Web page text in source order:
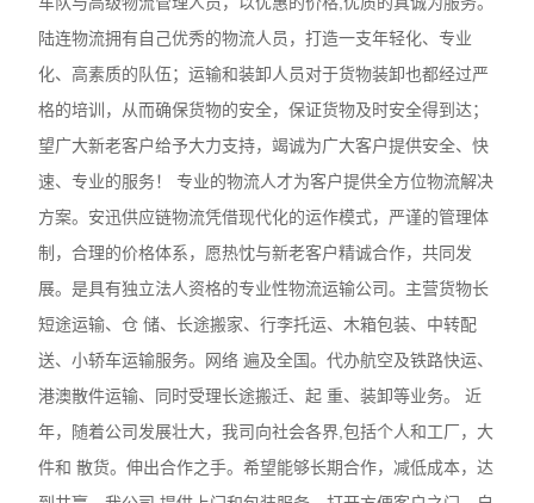
陆连物流拥有自己优秀的物流人员，打造一支年轻化、专业
化、高素质的队伍；运输和装卸人员对于货物装卸也都经过严
格的培训，从而确保货物的安全，保证货物及时安全得到达；
望广大新老客户给予大力支持，竭诚为广大客户提供安全、快
速、专业的服务！ 专业的物流人才为客户提供全方位物流解决
方案。安迅供应链物流凭借现代化的运作模式，严谨的管理体
制，合理的价格体系，愿热忱与新老客户精诚合作，共同发
展。是具有独立法人资格的专业性物流运输公司。主营货物长
短途运输、仓 储、长途搬家、行李托运、木箱包装、中转配
送、小轿车运输服务。网络 遍及全国。代办航空及铁路快运、
港澳散件运输、同时受理长途搬迁、起 重、装卸等业务。 近
年，随着公司发展壮大，我司向社会各界,包括个人和工厂，大
件和 散货。伸出合作之手。希望能够长期合作，减低成本，达